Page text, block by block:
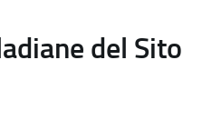
del Sito